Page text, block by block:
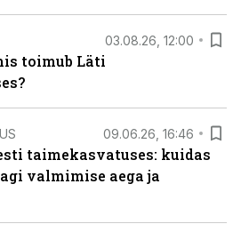
03.08.26, 12:00
toimub Läti
09.06.26, 16:46
taimekasvatuses: kuidas
valmimise aega ja